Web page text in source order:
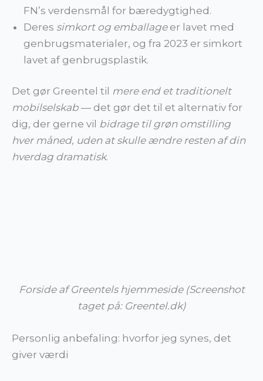
FN’s verdensmål for bæredygtighed.
Deres simkort og emballageer lavet med
genbrugsmaterialer, og fra 2023 er simkort
lavet af genbrugsplastik.
Det gør Greentel til mere end et traditionelt
mobilselskab — det gør det til et alternativ for
dig, der gerne vil bidrage til grøn omstilling
hver måned, uden at skulle ændre resten af din
hverdag dramatisk.
Forside af Greentels hjemmeside (Screenshot
taget på: Greentel.dk)
Personlig anbefaling: hvorfor jeg synes, det
giver værdi